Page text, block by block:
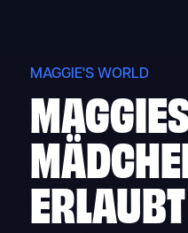
MAGGIE'S WORLD
ERLAUBT